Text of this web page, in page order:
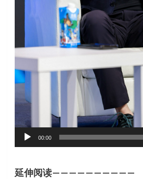
00:00
延伸阅读——————————